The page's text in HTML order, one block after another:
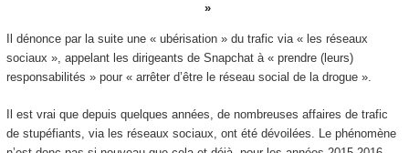
Il dénonce par la suite une « ubérisation » du trafic via « les réseaux
sociaux », appelant les dirigeants de Snapchat à « prendre (leurs)
responsabilités » pour « arrêter d’être le réseau social de la drogue ».
Il est vrai que depuis quelques années, de nombreuses affaires de trafic
de stupéfiants, via les réseaux sociaux, ont été dévoilées. Le phénomène